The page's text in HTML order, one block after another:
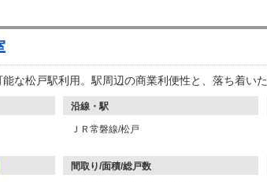
な松戸駅利用。駅周辺の商業利便性と、落ち着いた
沿線・駅
ＪＲ常磐線/松戸
間取り/面積/総戸数